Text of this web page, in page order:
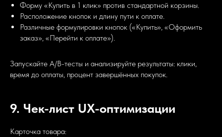
Форму «Купить в 1 клик» против стандартной корзины.
Расположение кнопок и длину пути к оплате.
Различные формулировки кнопок («Купить», «Оформить
заказ», «Перейти к оплате»).
Запускайте A/B-тесты и анализируйте результаты: клики,
время до оплаты, процент завершённых покупок.
9. Чек-лист UX-оптимизации
Карточка товара: